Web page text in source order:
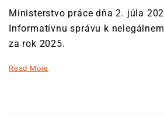
Ministerstvo práce dňa 2. júla
Informatívnu správu k
za rok 2025.
Read More